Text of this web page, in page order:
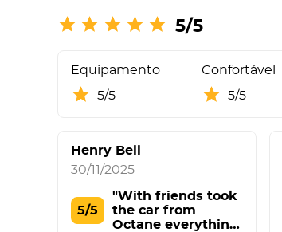
5/5
Equipamento
5/5
Confortável
5/5
Henry Bell
30/11/2025
5/5
"With friends took
the car from
Octane everything